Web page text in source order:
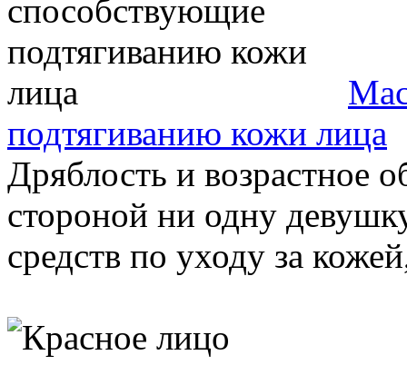
подтягиванию кожи лица
Дряблость и возрастное
стороной ни одну
средств по уходу за